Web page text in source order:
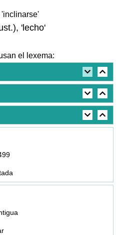
'inclinarse'
'lecho'
el lexema: